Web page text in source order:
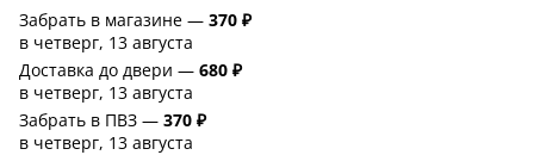
Забрать в магазине — 370 ₽
в четверг, 13 августа
Доставка до двери — 680 ₽
в четверг, 13 августа
Забрать в ПВЗ — 370 ₽
в четверг, 13 августа